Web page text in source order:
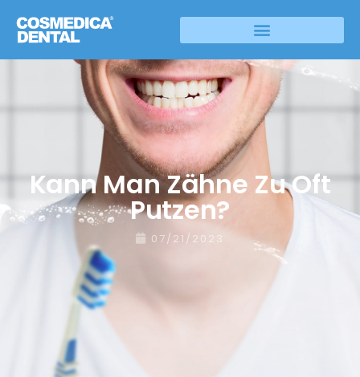
Kann Man Zähne Zu Oft
Putzen?
07/21/2023